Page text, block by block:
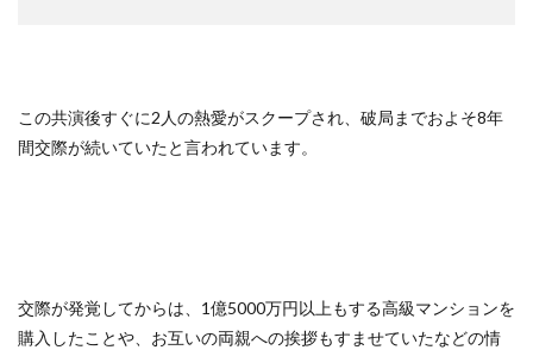
この共演後すぐに2人の熱愛がスクープされ、破局までおよそ8年
間交際が続いていたと言われています。
交際が発覚してからは、1億5000万円以上もする高級マンションを
購入したことや、お互いの両親への挨拶もすませていたなどの情